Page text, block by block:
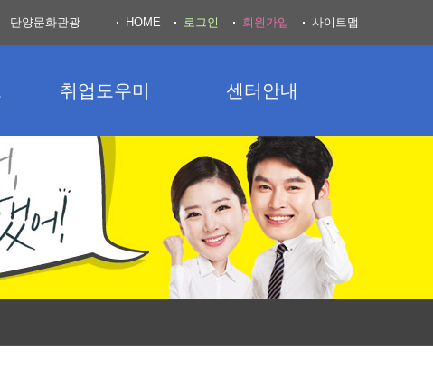
취업도우미 센터안내
단양문화관광 HOME 로그인 회원가입 사이트맵